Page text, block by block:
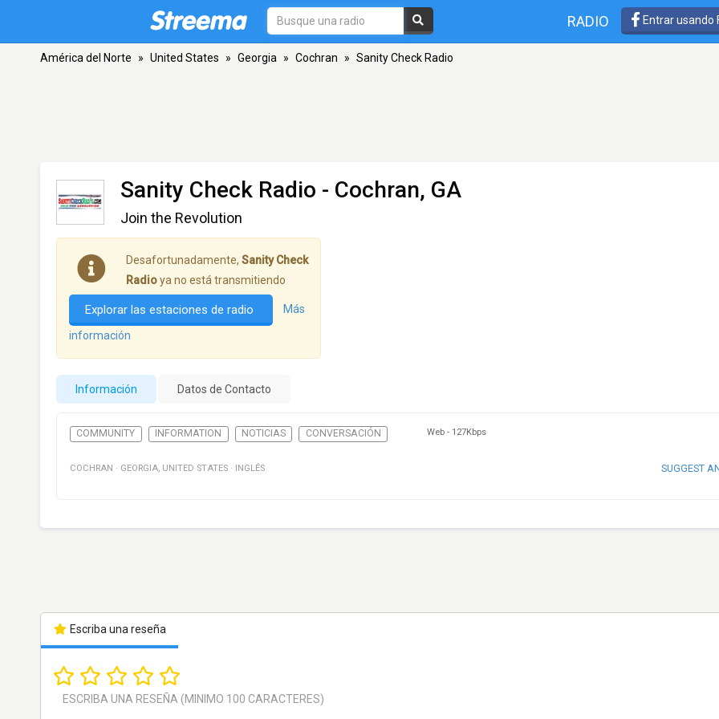
RADIO Entrar usando
América del Norte » United States » Georgia » Cochran » Sanity Check Radio
Sanity Check Radio - Cochran, GA
Join the Revolution
Desafortunadamente, Sanity Check
Radioya no está transmitiendo
Explorar las estaciones de radio Más
información
Información Datos de Contacto
COMMUNITY INFORMATION NOTICIAS CONVERSACIÓN Web - 127Kbps
COCHRAN · GEORGIA, UNITED STATES · INGLÉS SUGGEST
Escriba una reseña